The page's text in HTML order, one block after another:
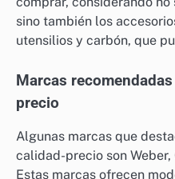
sino también los
utensilios y carbón, que
Marcas
precio
Algunas marcas que
calidad-precio son
Estas marcas ofrecen